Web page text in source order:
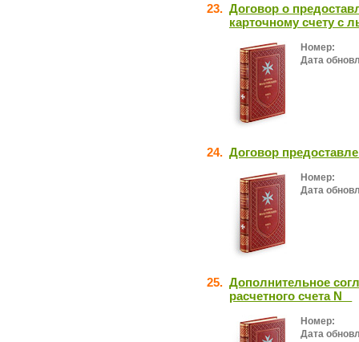
23. Договор о
карточному счету с
Номер:
Дата
24. Договор
Номер:
Дата
25. Дополнительное
расчетного счета N _
Номер:
Дата